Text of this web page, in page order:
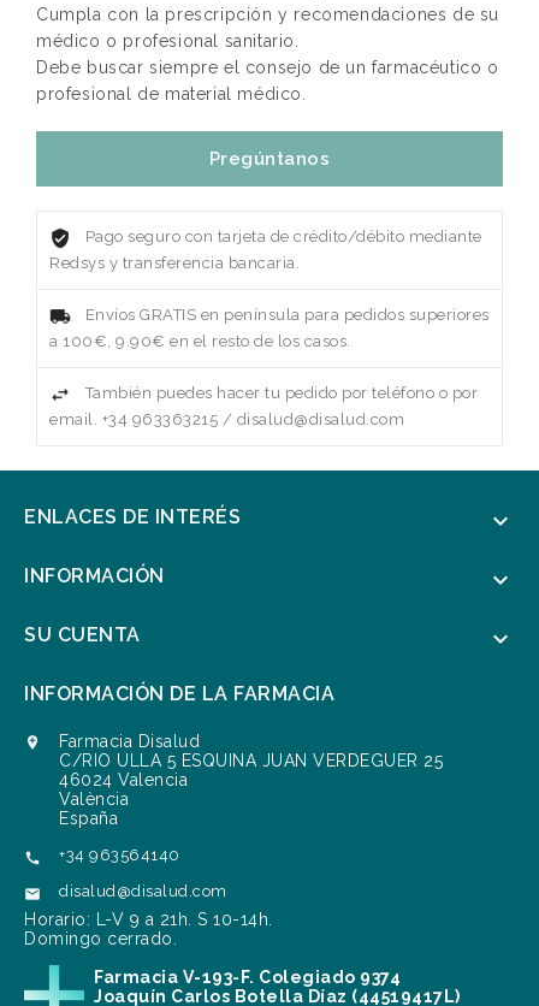
Cumpla con la prescripción y recomendaciones de su
médico o profesional sanitario.
Debe buscar siempre el consejo de un farmacéutico o
profesional de material médico.
Pregúntanos
Pago seguro con tarjeta de crédito/débito mediante
Redsys y transferencia bancaria.
Envíos GRATIS en península para pedidos superiores
a 100€, 9.90€ en el resto de los casos.
También puedes hacer tu pedido por teléfono o por
email. +34 963363215 / disalud@disalud.com
ENLACES DE INTERÉS 
INFORMACIÓN 
SU CUENTA 
INFORMACIÓN DE LA FARMACIA

Farmacia Disalud
C/RIO ULLA 5 ESQUINA JUAN VERDEGUER 25
46024 Valencia
València
España
 +34 963564140
 disalud@disalud.com
Horario: L-V 9 a 21h. S 10-14h.
Domingo cerrado.
Farmacia V-193-F. Colegiado 9374
Joaquín Carlos Botella Díaz (44519417L)